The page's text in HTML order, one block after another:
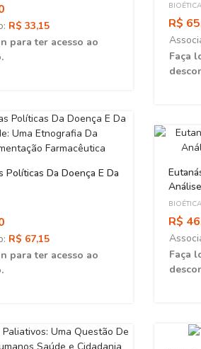
R$ 33,15
para ter acesso ao
Políticas Da Doença E Da
R$ 67,15
para ter acesso ao
BIOÉTICA
R$
Faça
BIOÉTICA
R$
Faça